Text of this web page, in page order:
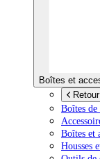
Boîtes et
Boîtes de
Boîtes et
Housses